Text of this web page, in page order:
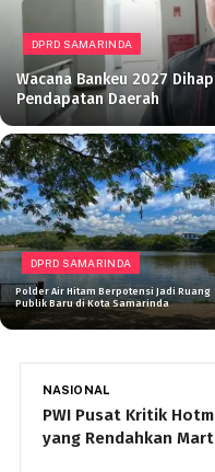
DPRD SAMARINDA
Wacana Bankeu 2027
Pendapatan Daerah
DPRD SAMARINDA
Polder Air Hitam Berpotensi Jadi Ruang
Publik Baru di Kota Samarinda
NASIONAL
PWI Pusat Kritik
yang Rendahkan